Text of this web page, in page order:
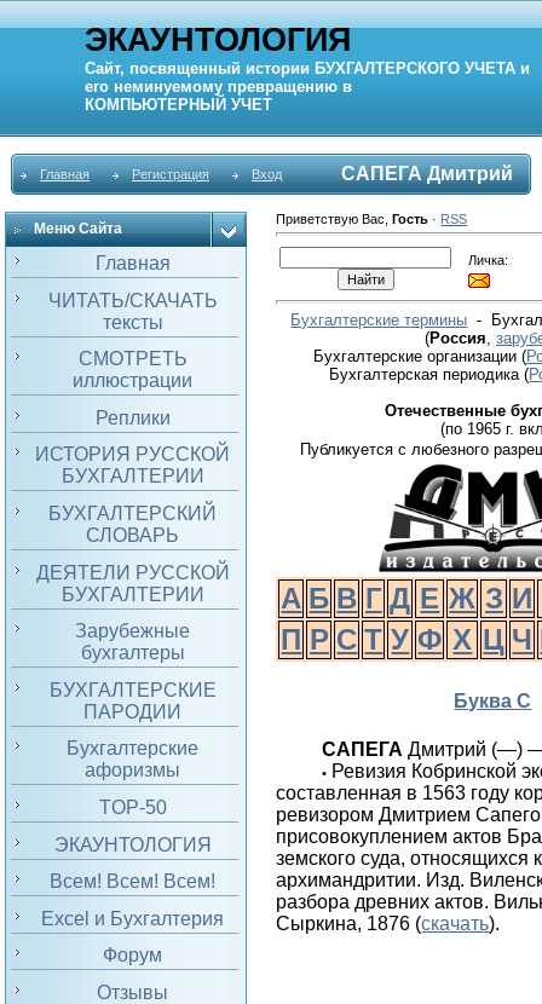
ЭКАУНТОЛОГИЯ
Сайт, посвященный истории БУХГАЛТЕРСКОГО УЧЕТА и
его неминуемому превращению в
КОМПЬЮТЕРНЫЙ УЧЕТ
Главная Регистрация Вход САПЕГА Дмитрий
Меню Сайта
Главная
ЧИТАТЬ/СКАЧАТЬ
тексты
СМОТРЕТЬ
иллюстрации
Реплики
ИСТОРИЯ РУССКОЙ
БУХГАЛТЕРИИ
БУХГАЛТЕРСКИЙ
СЛОВАРЬ
ДЕЯТЕЛИ РУССКОЙ
БУХГАЛТЕРИИ
Зарубежные
бухгалтеры
БУХГАЛТЕРСКИЕ
ПАРОДИИ
Бухгалтерские
афоризмы
TOP-50
ЭКАУНТОЛОГИЯ
Всем! Всем! Всем!
Excel и Бухгалтерия
Форум
Отзывы
Приветствую Вас ,Гость · RSS
Личка:
Бухгалтерские термины -
(Россия
Бухгалтерские организации (
Бухгалтерская периодика(
Отечественные
(по 1965 г.
Публикуется с любезного
А Б В Г Д Е Ж З И
П Р С Т У Ф Х Ц Ч
Буква С
САПЕГА Дмитрий (—) —
• Ревизия Кобринской
составленная в 1563 году
ревизором Дмитрием
присовокуплением актов
земского суда, относящихся
архимандритии. Изд.
разбора древних актов.
Сыркина, 1876 (скачать).